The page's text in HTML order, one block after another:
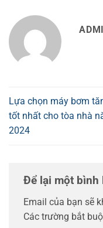
Lựa chọn máy bơm
tốt nhất cho tòa nhà
2024
Để lại một bình
Email của bạn sẽ
Các trường bắt